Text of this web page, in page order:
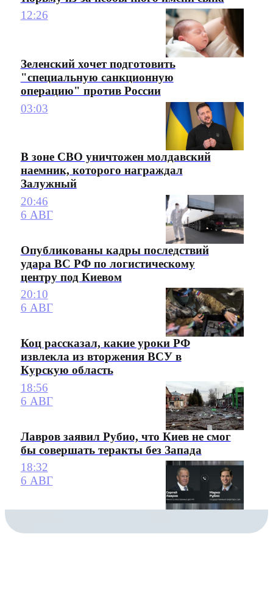
12:26
Зеленский хочет подготовить
"специальную санкционную
операцию" против России
03:03
В зоне СВО уничтожен молдавский
наемник, которого награждал
Залужный
20:46
6 АВГ
Опубликованы кадры последствий
удара ВС РФ по логистическому
центру под Киевом
20:10
6 АВГ
Коц рассказал, какие уроки РФ
извлекла из вторжения ВСУ в
Курскую область
18:56
6 АВГ
Лавров заявил Рубио, что Киев не смог
бы совершать теракты без Запада
18:32
6 АВГ